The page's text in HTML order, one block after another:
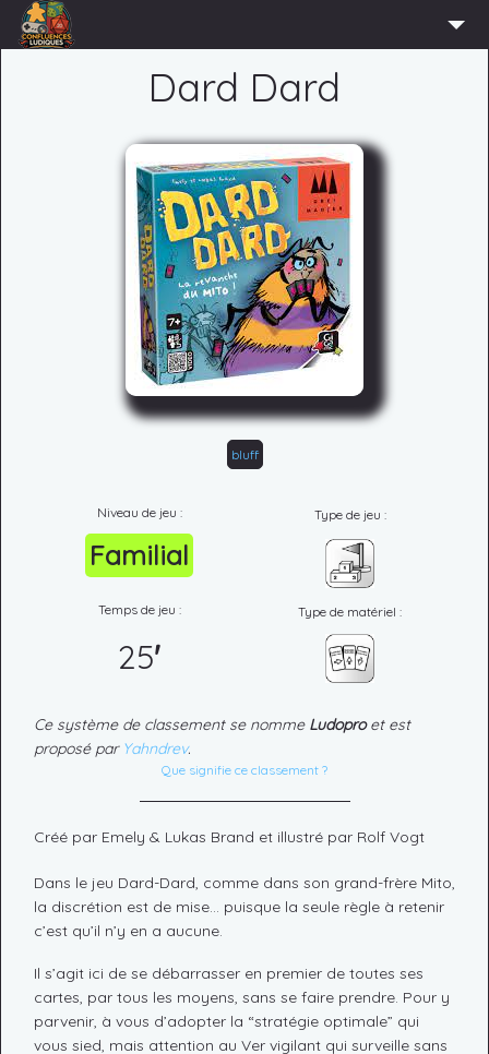
Dard Dard
bluff
Niveau de jeu :
Familial
Type de jeu :
Temps de jeu :
25'
Type de matériel :
Ce système de classement se nomme Ludoproet est
proposé par Yahndrev.
Que signifie ce classement ?
Créé par Emely & Lukas Brand et illustré par Rolf Vogt
Dans le jeu Dard-Dard, comme dans son grand-frère Mito,
la discrétion est de mise… puisque la seule règle à retenir
c’est qu’il n’y en a aucune.
Il s’agit ici de se débarrasser en premier de toutes ses
cartes, par tous les moyens, sans se faire prendre. Pour y
parvenir, à vous d’adopter la “stratégie optimale” qui
vous sied, mais attention au Ver vigilant qui surveille sans